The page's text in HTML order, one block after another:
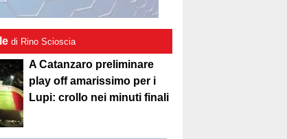
di Rino Scioscia
A Catanzaro preliminare
play off amarissimo per i
Lupi: crollo nei minuti finali